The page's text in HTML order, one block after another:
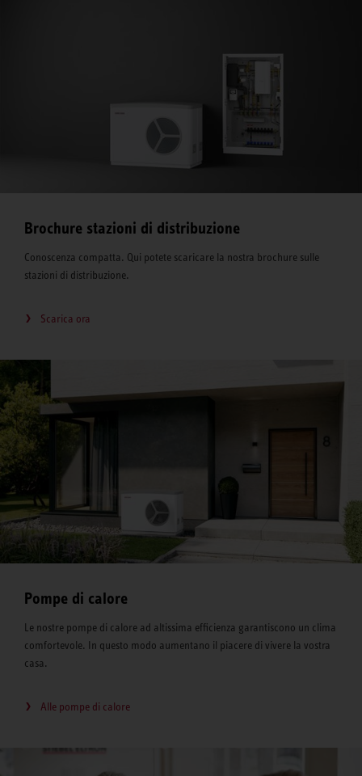
Brochure stazioni di distribuzione
Conoscenza compatta. Qui potete scaricare la nostra brochure sulle
stazioni di distribuzione.
Scarica ora
Pompe di calore
Le nostre pompe di calore ad altissima efficienza garantiscono un clima
comfortevole. In questo modo aumentano il piacere di vivere la vostra
casa.
Alle pompe di calore